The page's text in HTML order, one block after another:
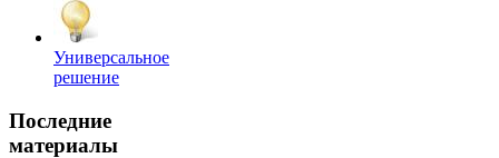
Универсальное
решение
Последние
материалы